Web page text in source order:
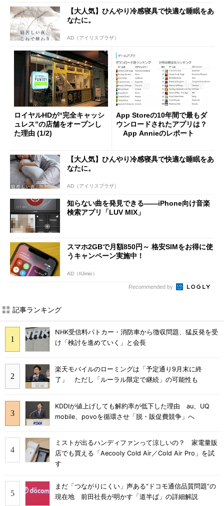
【大人気】ひんやり冷感寝具で快適な睡眠をあ
なたに。
AD（アイリスプラザ）
ロイヤルHDが“完全キャッシ
ュレス”の店舗をオープンし
た理由 (1/2)
App Storeの10年間で最もダ
ウンロードされたアプリは？
App Annieのレポート
【大人気】ひんやり冷感寝具で快適な睡眠をあ
なたに。
AD（アイリスプラザ）
知らない曲を発見できる――iPhone向け音楽
検索アプリ「LUV MIX」
スマホ2GBで月額850円～ 格安SIMをお得に使
うキャンペーン実施中！
AD（IIJmio）
Recommended by
記事ランキング
NHK受信料パトカー・消防車から徴収問題、猛反発を受
け「検討を進めていく」と会長
楽天モバイルのローミングは「予定通り9月末に終
了」 ただし「ルーラル限定で継続」の可能性も
KDDIが値上げしても解約率が低下した理由 au、UQ
mobile、povoを循環させ「脱・販促費競争」へ
ミストが出るハンディファンって涼しいの？ 家電量販
店でも買える「Aecooly Cold Air／Cold Air Pro」を試
す
まだ「つながりにくい」声ある“ドコモ通信品質問題”の
現在地 前田社長が明かす「道半ば」の詳細解説